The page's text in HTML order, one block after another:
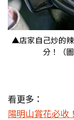
▲店家自己炒的
分！（
看更多：
陽明山賞花必收